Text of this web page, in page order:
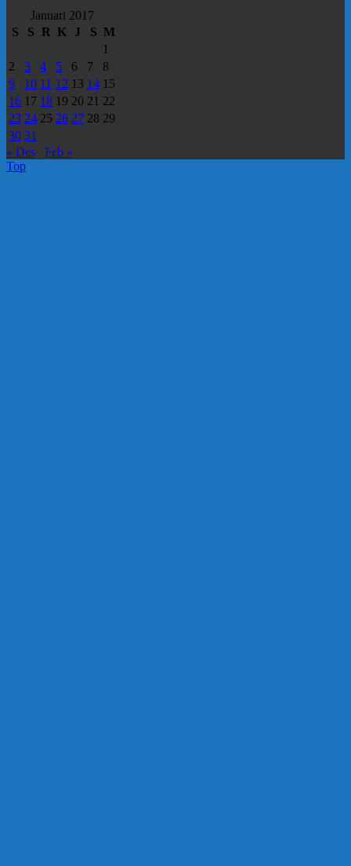
Januari 2017
S
S R K J S M
1
2
3 4 5 6 7
8
9
10 11 12 13 14 15
16 17 18 19 20 21 22
23 24 25 26 27 28 29
30 31
« Des
Feb »
Top